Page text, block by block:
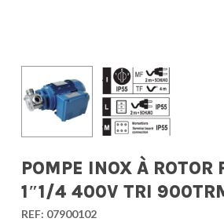
POMPE INOX À ROTOR
1″1/4 400V TRI
REF: 07900102